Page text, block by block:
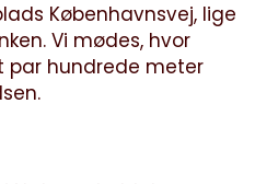
Københavnsvej, lige
Vi mødes, hvor
par hundrede meter